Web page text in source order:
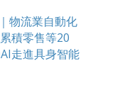
物流業自動化
積零售等20
走進具身智能